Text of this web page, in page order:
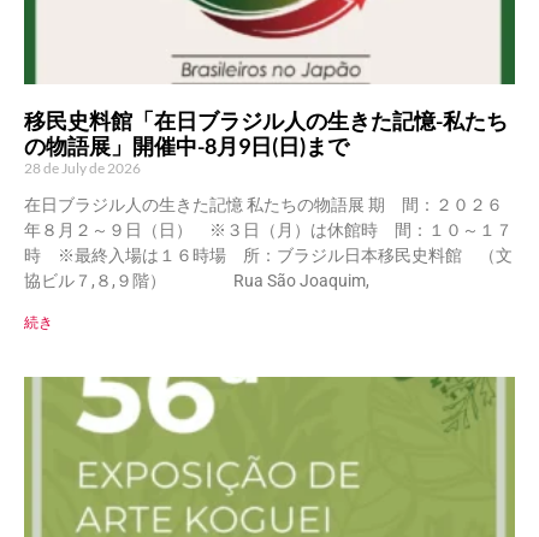
移民史料館「在日ブラジル人の生きた記憶-私たち
の物語展」開催中-8月9日(日)まで
28 de July de 2026
在日ブラジル人の生きた記憶 私たちの物語展 期 間：２０２６
年８月２～９日（日） ※３日（月）は休館時 間：１０～１７
時 ※最終入場は１６時場 所：ブラジル日本移民史料館 （文
協ビル７,８,９階） Rua São Joaquim,
続き